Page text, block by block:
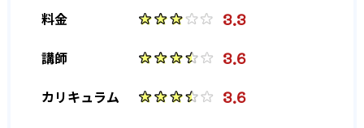
料金 3.3
講師 3.6
カリキュラム 3.6